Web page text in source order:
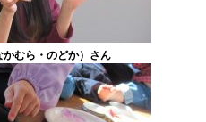
むら・のどか）さん